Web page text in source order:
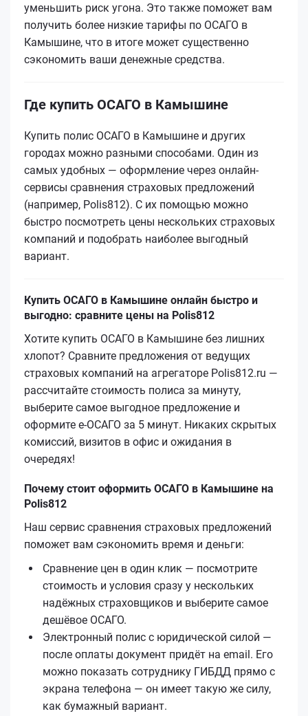
уменьшить риск угона. Это также поможет вам
получить более низкие тарифы по ОСАГО в
Камышине, что в итоге может существенно
сэкономить ваши денежные средства.
Где купить ОСАГО в Камышине
Купить полис ОСАГО в Камышине и других
городах можно разными способами. Один из
самых удобных — оформление через онлайн-
сервисы сравнения страховых предложений
(например, Polis812). С их помощью можно
быстро посмотреть цены нескольких страховых
компаний и подобрать наиболее выгодный
вариант.
Купить ОСАГО в Камышине онлайн быстро и
выгодно: сравните цены на Polis812
Хотите купить ОСАГО в Камышине без лишних
хлопот? Сравните предложения от ведущих
страховых компаний на агрегаторе Polis812.ru —
рассчитайте стоимость полиса за минуту,
выберите самое выгодное предложение и
оформите е‑ОСАГО за 5 минут. Никаких скрытых
комиссий, визитов в офис и ожидания в
очередях!
Почему стоит оформить ОСАГО в Камышине на
Polis812
Наш сервис сравнения страховых предложений
поможет вам сэкономить время и деньги:
Сравнение цен в один клик — посмотрите
стоимость и условия сразу у нескольких
надёжных страховщиков и выберите самое
дешёвое ОСАГО.
Электронный полис с юридической силой —
после оплаты документ придёт на email. Его
можно показать сотруднику ГИБДД прямо с
экрана телефона — он имеет такую же силу,
как бумажный вариант.